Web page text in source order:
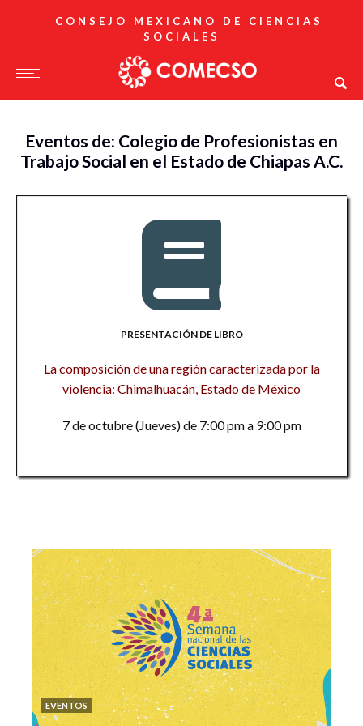
CONSEJO MEXICANO DE CIENCIAS
SOCIALES
Eventos de: Colegio de Profesionistas en
Trabajo Social en el Estado de Chiapas A.C.
PRESENTACIÓN DE LIBRO
La composición de una región caracterizada por la
violencia: Chimalhuacán, Estado de México
7 de octubre (Jueves) de 7:00 pm a 9:00 pm
EVENTOS